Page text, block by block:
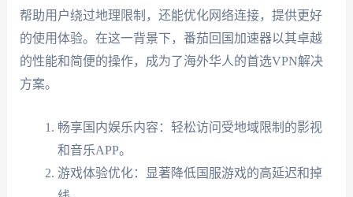
帮助用户绕过地理限制，还能优化网络连接，提供更好
的使用体验。在这一背景下，番茄回国加速器以其卓越
的性能和简便的操作，成为了海外华人的首选VPN解决
方案。
畅享国内娱乐内容：轻松访问受地域限制的影视
和音乐APP。
游戏体验优化：显著降低国服游戏的高延迟和掉